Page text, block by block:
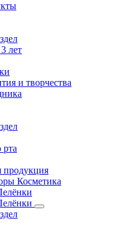
лет
и творчества
рта
продукция
Косметика